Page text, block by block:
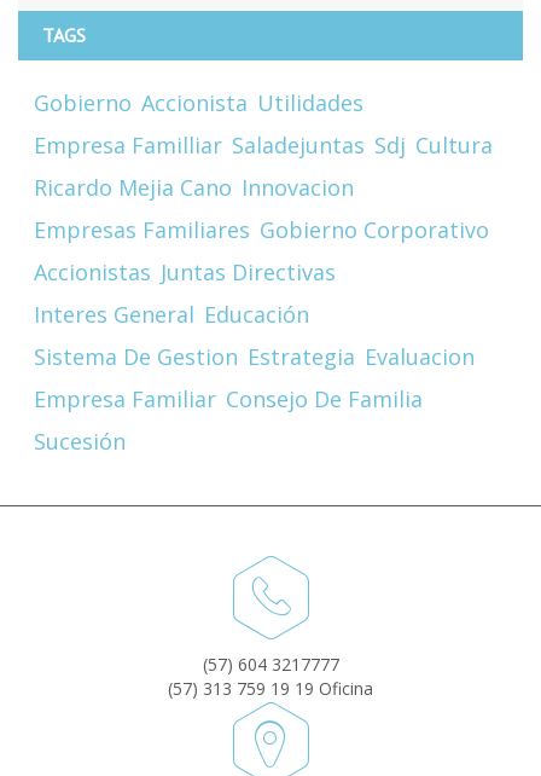
TAGS
Gobierno Accionista Utilidades
Empresa Familliar Saladejuntas Sdj Cultura
Ricardo Mejia Cano Innovacion
Empresas Familiares Gobierno Corporativo
Accionistas Juntas Directivas
Interes General Educación
Sistema De Gestion Estrategia Evaluacion
Empresa Familiar Consejo De Familia
Sucesión
(57) 604 3217777
(57) 313 759 19 19 Oficina